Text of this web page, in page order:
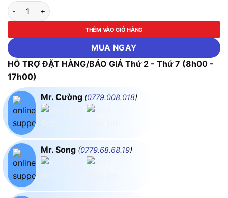
Đèn báo 24V AC/DC Idec YW1P-1EQ4S Màu Xanh dương số
THÊM VÀO GIỎ HÀNG
MUA NGAY
HỖ TRỢ ĐẶT HÀNG/BÁO GIÁ Thứ 2 - Thứ 7 (8h00 -
17h00)
Mr. Cường (0779.008.018)
Mr. Song (0779.68.68.19)